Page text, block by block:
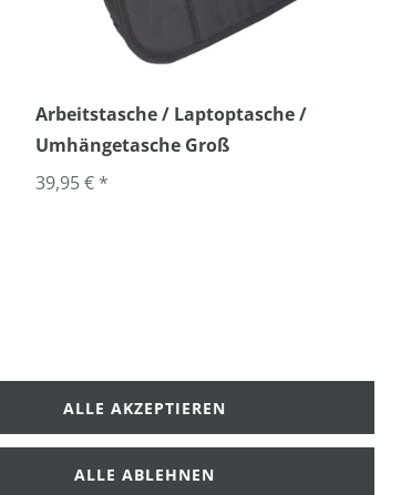
Arbeitstasche / Laptoptasche /
Umhängetasche Groß
39,95 € *
AGB
ALLE AKZEPTIEREN
ALLE ABLEHNEN